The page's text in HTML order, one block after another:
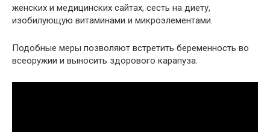
женских и медицинских сайтах, сесть на диету,
изобилующую витаминами и микроэлементами.
Подобные меры позволяют встретить беременность во
всеоружии и выносить здорового карапуза.